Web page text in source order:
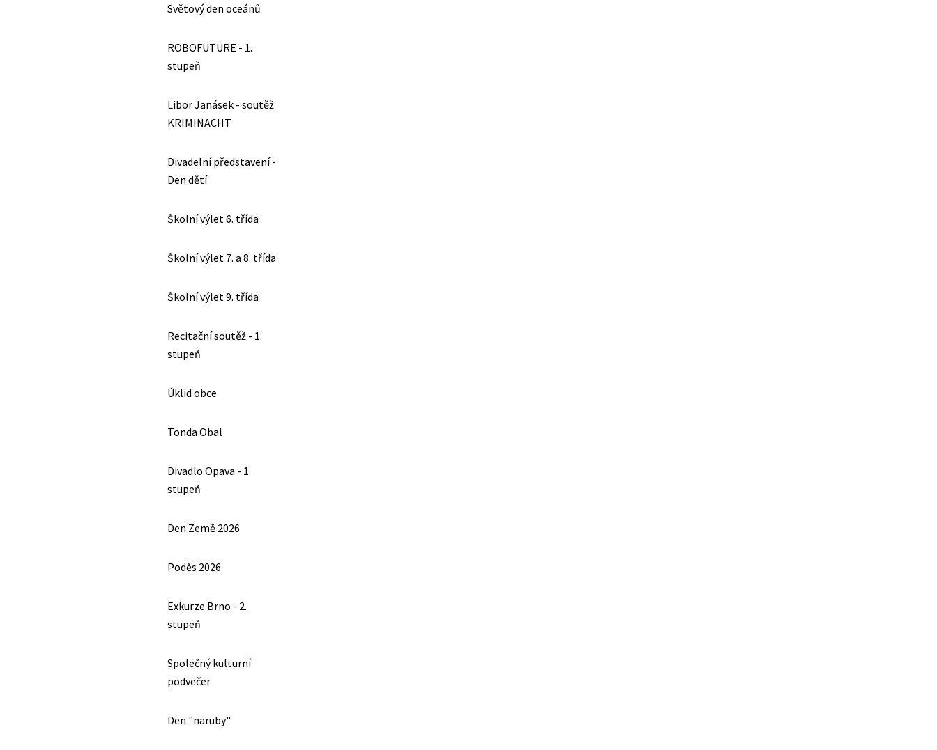
Světový den oceánů
ROBOFUTURE - 1.
stupeň
Libor Janásek - soutěž
KRIMINACHT
Divadelní představení -
Den dětí
Školní výlet 6. třída
Školní výlet 7. a 8. třída
Školní výlet 9. třída
Recitační soutěž - 1.
stupeň
Úklid obce
Tonda Obal
Divadlo Opava - 1.
stupeň
Den Země 2026
Poděs 2026
Exkurze Brno - 2.
stupeň
Společný kulturní
podvečer
Den "naruby"